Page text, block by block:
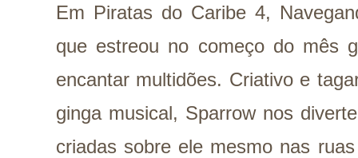
Em Piratas do Caribe 4,
que estreou no começo do mês
encantar multidões. Criativo e
ginga musical, Sparrow nos
criadas sobre ele mesmo nas